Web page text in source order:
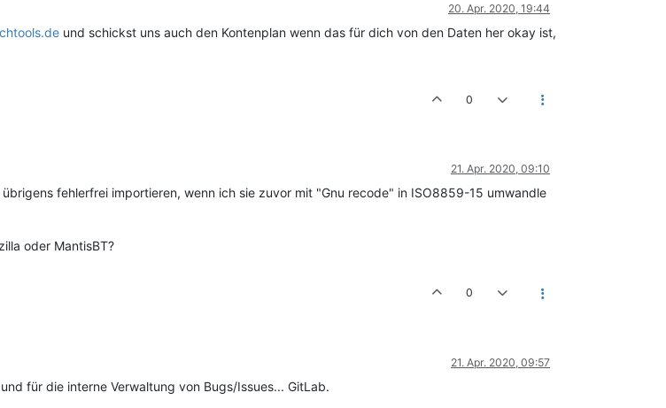
20. Apr. 2020, 19:44
und schickst uns auch den Kontenplan wenn das für dich von den Daten her okay ist,
0
21. Apr. 2020, 09:10
fehlerfrei importieren, wenn ich sie zuvor mit "Gnu recode" in ISO8859-15 umwandle
oder MantisBT?
0
21. Apr. 2020, 09:57
für die interne Verwaltung von Bugs/Issues... GitLab.